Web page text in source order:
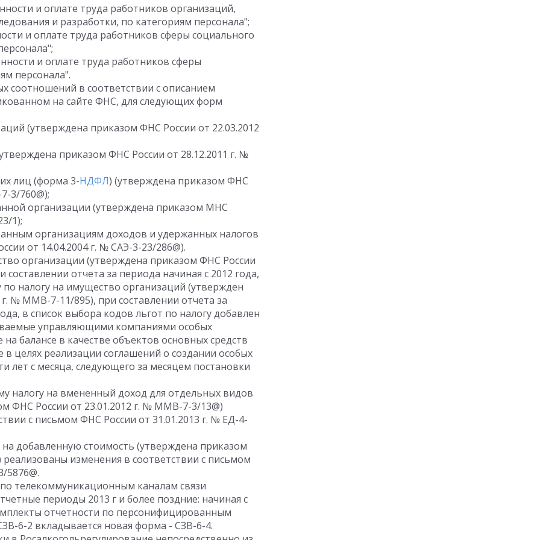
и оплате труда работников организаций,
и разработки, по категориям персонала";
и оплате труда работников сферы социального
и оплате труда работников сферы
персонала".
соотношений в соответствии с описанием
на сайте ФНС, для следующих форм
(утверждена приказом ФНС России от 22.03.2012
приказом ФНС России от 28.12.2011 г. №
лиц (форма 3-НДФЛ) (утверждена приказом ФНС
3/760@);
организации (утверждена приказом МНС
1);
организациям доходов и удержанных налогов
от 14.04.2004 г. № САЭ-3-23/286@).
организации (утверждена приказом ФНС России
отчета за периода начиная с 2012 года,
налогу на имущество организаций (утвержден
№ ММВ-7-11/895), при составлении отчета за
в список выбора кодов льгот по налогу добавлен
управляющими компаниями особых
балансе в качестве объектов основных средств
целях реализации соглашений о создании особых
лет с месяца, следующего за месяцем постановки
налогу на вмененный доход для отдельных видов
ФНС России от 23.01.2012 г. № ММВ-7-3/13@)
с письмом ФНС России от 31.01.2013 г. № ЕД-4-
добавленную стоимость (утверждена приказом
изменения в соответствии с письмом
5876@.
телекоммуникационным каналам связи
периоды 2013 г и более поздние: начиная с
отчетности по персонифицированным
6-2 вкладывается новая форма - СЗВ-6-4.